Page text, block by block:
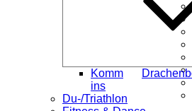
Komm
ins
Du-/Triathlon